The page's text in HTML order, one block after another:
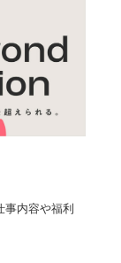
事内容や福利